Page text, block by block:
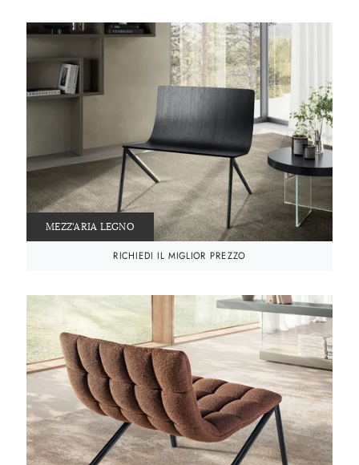
MEZZ'ARIA LEGNO
RICHIEDI IL MIGLIOR PREZZO